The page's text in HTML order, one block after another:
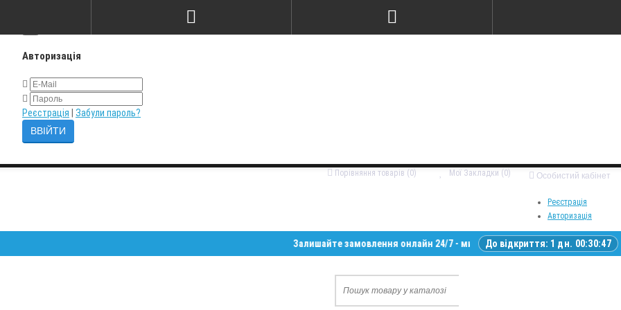
Авторизація
Реєстрація Забули пароль?
Особистий кабінет
Реєстрація
Авторизація
Мої Закладки (0)
Порівняння товарів (0)
Залишайте замовлення онлайн 24/7 - ми зв’яжемося з вами у робочий час •
До відкриття: 1 дн. 00:30:46